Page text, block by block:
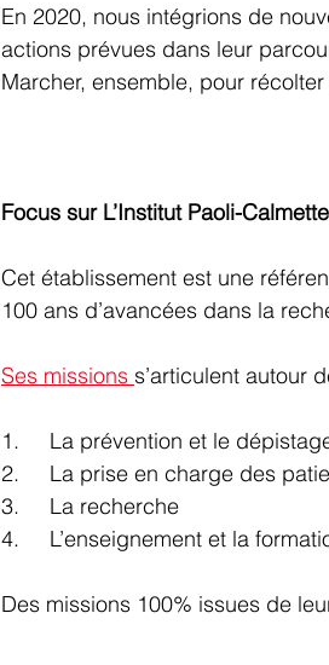
En 2020, nous intégrions de
actions prévues dans leur
Marcher, ensemble, pour
Focus sur L’Institut Paoli-
Cet établissement est une
100 ans d’avancées dans la
Ses missions s’articulent autour
1.     La prévention et le
2.     La prise en charge des
3.     La recherche
4.     L’enseignement et la
Des missions 100% issues de